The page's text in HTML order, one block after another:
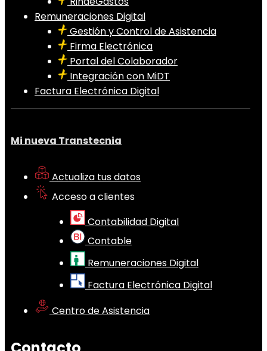
Remuneraciones Digital
Gestión y Control de Asistencia
Firma Electrónica
Portal del Colaborador
Integración con MiDT
Factura Electrónica Digital
Mi nueva Transtecnia
Actualiza tus datos
Acceso a clientes
Contabilidad Digital
Contable
Remuneraciones Digital
Factura Electrónica Digital
Centro de Asistencia